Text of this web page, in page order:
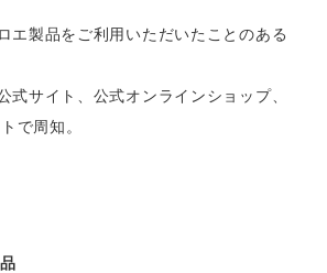
エ製品をご利用いただいたことのある
式サイト、公式オンラインショップ、
で周知。